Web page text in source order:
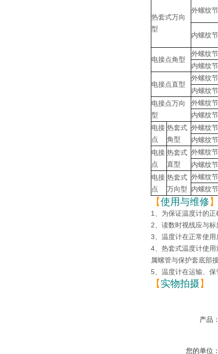
热套式万向
型
外螺纹
内螺纹
电接点角型
外螺纹
内螺纹
电接点直型
外螺纹
内螺纹
电接点万向
型
外螺纹
内螺纹
电接
点
热套式
角型
外螺纹
内螺纹
电接
点
热套式
直型
外螺纹
内螺纹
电接
点
热套式
万向型
外螺纹
内螺纹
【使用与维修
1、为保证温度计的
2、读数时视线应与
3、温度计在正常使
4、热套式温度计使
属螺管与保护套底部
5、温度计在运输、
【实物拍摄】
产品
您的单位